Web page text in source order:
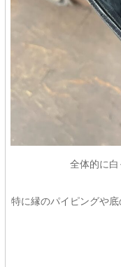
全体的に白
特に縁のパイピングや